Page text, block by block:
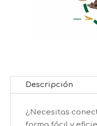
Descripción
¿Necesitas